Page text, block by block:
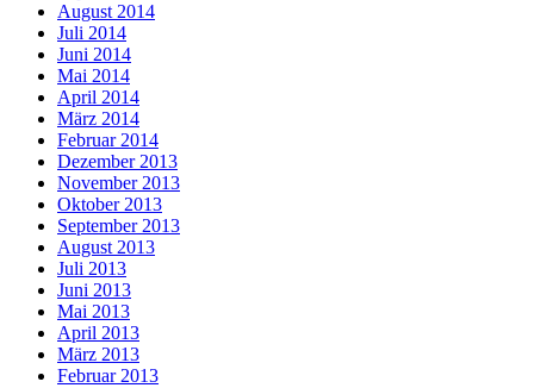
August 2014
Juli 2014
Juni 2014
Mai 2014
April 2014
März 2014
Februar 2014
Dezember 2013
November 2013
Oktober 2013
September 2013
August 2013
Juli 2013
Juni 2013
Mai 2013
April 2013
März 2013
Februar 2013